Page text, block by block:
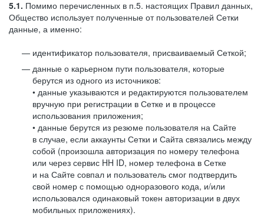
5.1. Помимо перечисленных в п.5. настоящих Правил данных,
Общество использует полученные от пользователей Сетки
данные, а именно:
идентификатор пользователя, присваиваемый Сеткой;
данные о карьерном пути пользователя, которые
берутся из одного из источников:
• данные указываются и редактируются пользователем
вручную при регистрации в Сетке и в процессе
использования приложения;
• данные берутся из резюме пользователя на Сайте
в случае, если аккаунты Сетки и Сайта связались между
собой (произошла авторизация по номеру телефона
или через сервис HH ID, номер телефона в Сетке
и на Сайте совпал и пользователь смог подтвердить
свой номер с помощью одноразового кода, и/или
использовался одинаковый токен авторизации в двух
мобильных приложениях).